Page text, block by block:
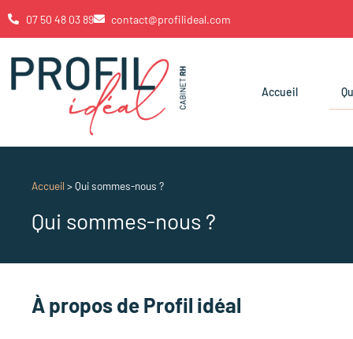
07 50 48 03 89 contact@profilideal.com
Accueil
Accueil >Qui sommes-nous ?
Qui sommes-nous ?
À propos de Profil idéal